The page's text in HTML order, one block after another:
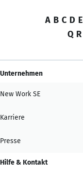
A B C D E
Q R
Unternehmen
New Work SE
Karriere
Presse
Hilfe & Kontakt